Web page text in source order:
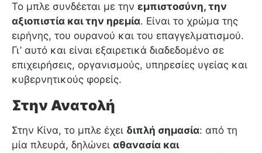
Το μπλε συνδέεται με την εμπιστοσύνη, την
αξιοπιστία και την ηρεμία. Είναι το χρώμα της
ειρήνης, του ουρανού και του επαγγελματισμού.
Γι’ αυτό και είναι εξαιρετικά διαδεδομένο σε
επιχειρήσεις, οργανισμούς, υπηρεσίες υγείας και
κυβερνητικούς φορείς.
Στην Ανατολή
Στην Κίνα, το μπλε έχει διπλή σημασία: από τη
μία πλευρά, δηλώνει αθανασία και